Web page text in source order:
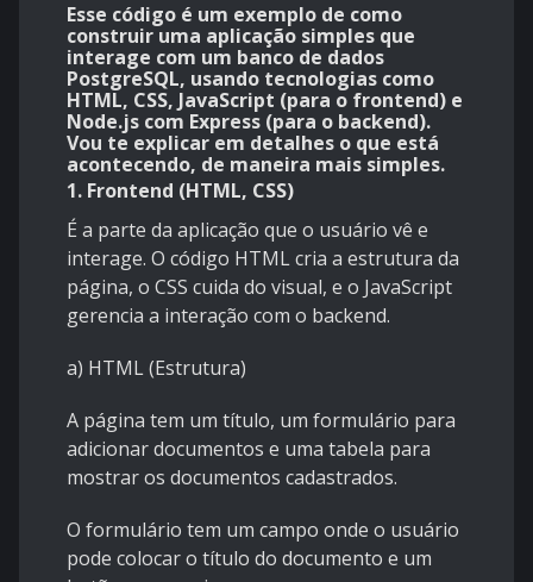
Esse código é um exemplo de como
construir uma aplicação simples que
interage com um banco de dados
PostgreSQL, usando tecnologias como
HTML, CSS, JavaScript (para o frontend) e
Node.js com Express (para o backend).
Vou te explicar em detalhes o que está
acontecendo, de maneira mais simples.
1. Frontend (HTML, CSS)
É a parte da aplicação que o usuário vê e
interage. O código HTML cria a estrutura da
página, o CSS cuida do visual, e o JavaScript
gerencia a interação com o backend.
a) HTML (Estrutura)
A página tem um título, um formulário para
adicionar documentos e uma tabela para
mostrar os documentos cadastrados.
O formulário tem um campo onde o usuário
pode colocar o título do documento e um